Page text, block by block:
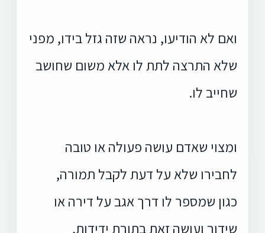
ואם לא הודיעו, נראה שזה גזל בידו, מפני
שלא התרצה לתת לו אלא משום שחושב
שחייב לו.
ומצוי שאדם עושה פעולה או טובה
לחבירו שלא על דעת לקבל תמורה,
כגון שמספר לו דרך אגב על דירה או
שידוך ועושה זאת בתורת ידידות,